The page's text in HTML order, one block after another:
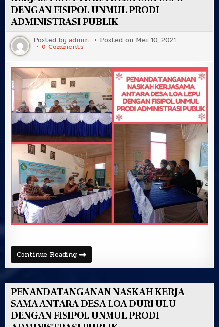
MEI
2021
DENGAN FISIPOL UNMUL PRODI
ADMINISTRASI PUBLIK
Posted byadmin Posted on Mei 10, 2021
0 Commentson
NASKAH
KERJASAMA
ANTARA
DESA
LEPU
DENGAN
FISIPOL
UNMUL
PRODI
ADMINISTRASI
PUBLIK
Continue ReadingPENANDATANGANAN
NASKAH
KERJASAMA
DESA
LOA
LEPU
DENGAN
FISIPOL
UNMUL
PRODI
PENANDATANGANAN NASKAH KERJA
SAMA ANTARA DESA LOA DURI ULU
DENGAN FISIPOL UNMUL PRODI